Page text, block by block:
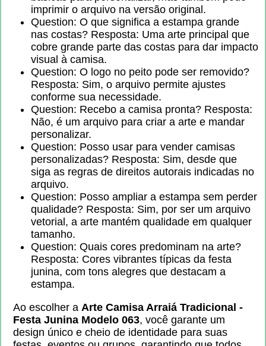
imprimir o arquivo na versão original.
Question: O que significa a estampa grande
nas costas? Resposta: Uma arte principal que
cobre grande parte das costas para dar impacto
visual à camisa.
Question: O logo no peito pode ser removido?
Resposta: Sim, o arquivo permite ajustes
conforme sua necessidade.
Question: Recebo a camisa pronta? Resposta:
Não, é um arquivo para criar a arte e mandar
personalizar.
Question: Posso usar para vender camisas
personalizadas? Resposta: Sim, desde que
siga as regras de direitos autorais indicadas no
arquivo.
Question: Posso ampliar a estampa sem perder
qualidade? Resposta: Sim, por ser um arquivo
vetorial, a arte mantém qualidade em qualquer
tamanho.
Question: Quais cores predominam na arte?
Resposta: Cores vibrantes típicas da festa
junina, com tons alegres que destacam a
estampa.
Ao escolher a Arte Camisa Arraiá Tradicional -
Festa Junina Modelo 063, você garante um
design único e cheio de identidade para suas